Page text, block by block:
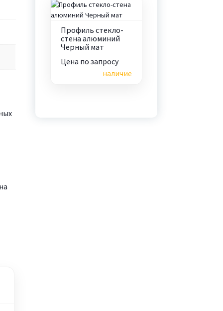
Профиль стекло-
стена алюминий
Черный мат
Цена по запросу
наличие